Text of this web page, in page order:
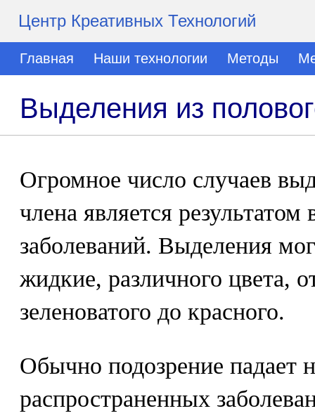
Центр Креативных Технологий
Главная Наши технологии Методы
Выделения из
Огромное число случаев
члена является результатом
заболеваний. Выделения
жидкие, различного цвета,
зеленоватого до красного.
Обычно подозрение падает
распространенных